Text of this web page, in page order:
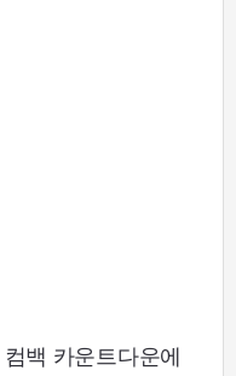
백 카운트다운에